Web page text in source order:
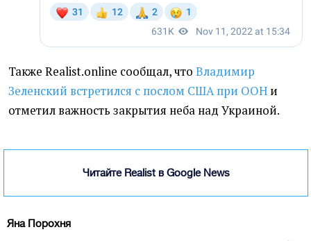
Также Realist.online сообщал, что Владимир
Зеленский встретился с послом США при ООН и
отметил важность закрытия неба над Украиной.
Читайте Realist в Google News
Яна Порохня